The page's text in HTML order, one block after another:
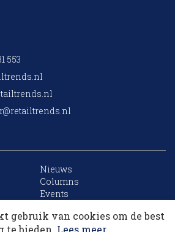
553
Nieuws
Columns
Events
Sitemap
gebruik van cookies om de best
bieden. Lees meer